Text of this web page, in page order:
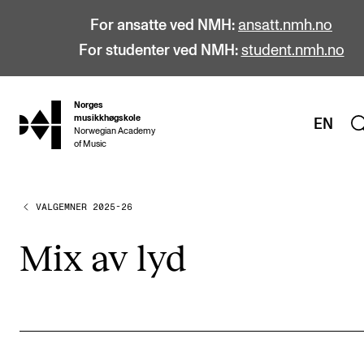
For ansatte ved NMH: ansatt.nmh.no
For studenter ved NMH: student.nmh.no
hjem
Norges
musikkhøgskole
Norwegian Academy
of Music
EN
STUDIER
Bachelor
Doktorgrad
VALGEMNER 2025-26
Mix av lyd